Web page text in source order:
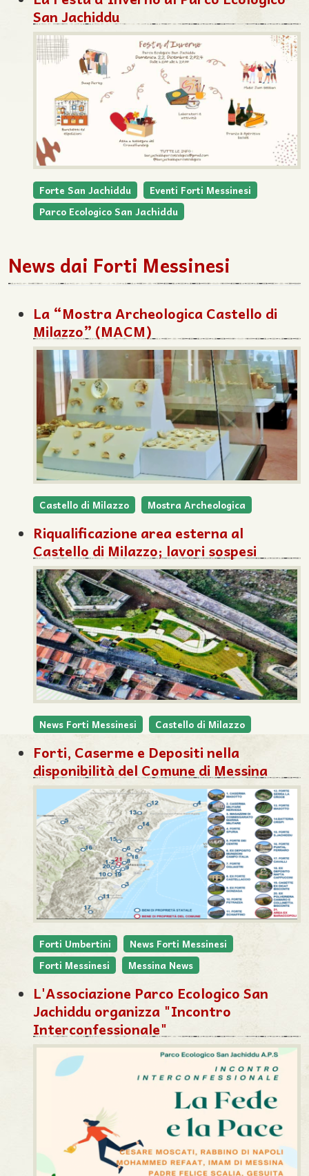
San Jachiddu
Forte San Jachiddu
Eventi Forti Messinesi
Parco Ecologico San Jachiddu
News dai Forti Messinesi
La “Mostra Archeologica Castello di
Milazzo” (MACM)
Castello di Milazzo Mostra Archeologica
Riqualificazione area esterna al
Castello di Milazzo; lavori sospesi
News Forti Messinesi Castello di Milazzo
Forti, Caserme e Depositi nella
disponibilità del Comune di Messina
Forti Umbertini
News Forti Messinesi
Forti Messinesi
Messina News
L'Associazione Parco Ecologico San
Jachiddu organizza "Incontro
Interconfessionale"